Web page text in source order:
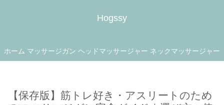
Hogssy
ホーム マッサージガン ヘッドマッサージャー ネックマッサージャー
【保存版】筋トレ好き・アスリートのため